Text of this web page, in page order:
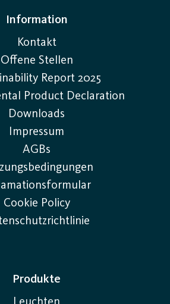
Lebensdauer. Sie können
Lichtpunkten beleuchten
Fällen bessere Energieeffizienz.
kosteneffizienten Alternative
bei denen eine hohe
ist.
Entladungslampen
bevor sie ihre volle
Sie sind nicht immer dimmbar
Fällen Quecksilber oder
sowohl unter funktionalen als
Information
Kontakt
Offene Stellen
Report 2025
Product Declaration
Downloads
Impressum
AGBs
Cookie Policy
Produkte